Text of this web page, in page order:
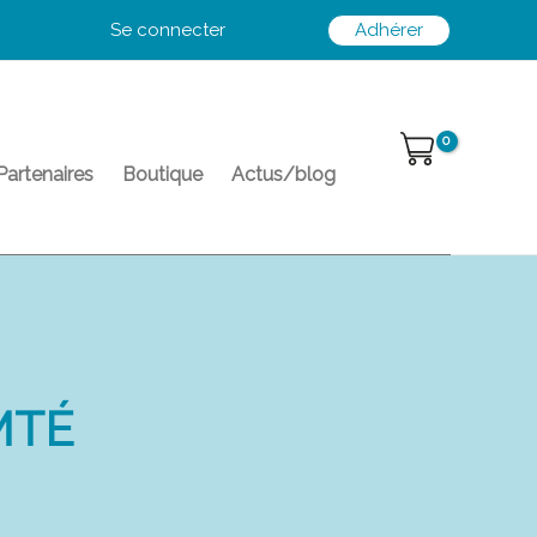
Se connecter Adhérer
Boutique Actus/blog